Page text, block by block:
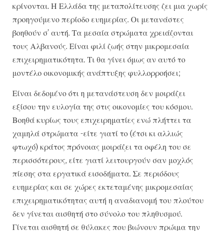
κρίνονται. Η Ελλάδα της μεταπολίτευσης ζει μια χωρίς
προηγούμενο περίοδο ευημερίας. Οι μετανάστες
βοηθούν σ’ αυτή. Τα μεσαία στρώματα χρειάζονται
τους Αλβανούς. Είναι φιλί ζωής στην μικρομεσαία
επιχειρηματικότητα. Τι θα γίνει όμως αν αυτό το
μοντέλο οικονομικής ανάπτυξης φυλλορροήσει;
Είναι δεδομένο ότι η μετανάστευση δεν μοιράζει
εξίσου την ευλογία της στις οικονομίες του κόσμου.
Βοηθά κυρίως τους επιχειρηματίες ενώ πλήττει τα
χαμηλά στρώματα -είτε γιατί το (έτσι κι αλλιώς
φτωχό) κράτος πρόνοιας μοιράζει τα οφέλη του σε
περισσότερους, είτε γιατί λειτουργούν σαν μοχλός
πίεσης στα εργατικά εισοδήματα. Σε περιόδους
ευημερίας και σε χώρες εκτεταμένης μικρομεσαίας
επιχειρηματικότητας αυτή η αναδιανομή του πλούτου
δεν γίνεται αισθητή στο σύνολο του πληθυσμού.
Γίνεται αισθητή σε θύλακες που βιώνουν πρώιμα την